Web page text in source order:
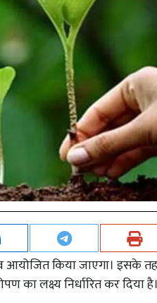
आयोजित किया जाएगा। इसके
का लक्ष्य निर्धारित कर दिया है।